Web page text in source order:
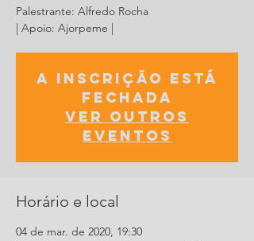
Palestrante: Alfredo Rocha
| Apoio: Ajorpeme |
A inscrição está
fechada
Ver outros
eventos
Horário e local
04 de mar. de 2020, 19:30